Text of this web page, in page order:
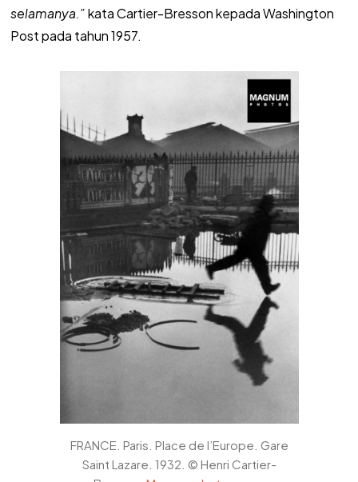
selamanya.”kata Cartier-Bresson kepada Washington
Post pada tahun 1957.
FRANCE. Paris. Place de l’Europe. Gare
Saint Lazare. 1932. © Henri Cartier-
Got aPROJECT
IN MIND?
Let's Talk
©2024 Dinprasetyo, All Rights Reserved.